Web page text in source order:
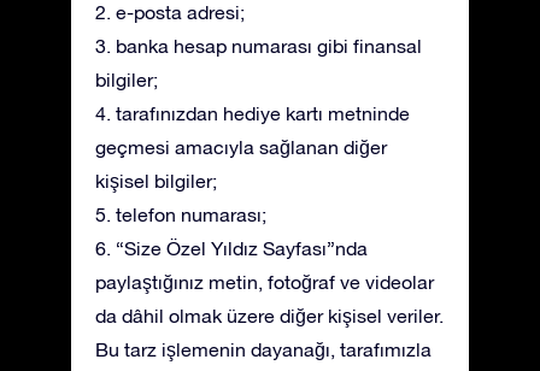
2. e-posta adresi;
3. banka hesap numarası gibi finansal
bilgiler;
4. tarafınızdan hediye kartı metninde
geçmesi amacıyla sağlanan diğer
kişisel bilgiler;
5. telefon numarası;
6. “Size Özel Yıldız Sayfası”nda
paylaştığınız metin, fotoğraf ve videolar
da dâhil olmak üzere diğer kişisel veriler.
Bu tarz işlemenin dayanağı, tarafımızla